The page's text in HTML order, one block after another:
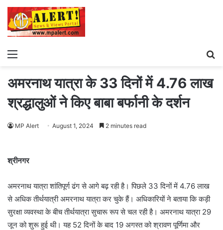
Menu
अमरनाथ यात्रा के 33 दिनों में 4.76 लाख
श्रद्धालुओं ने किए बाबा बर्फानी के दर्शन
MP Alert August 1, 2024 2 minutes read
श्रीनगर
अमरनाथ यात्रा शांतिपूर्ण ढंग से आगे बढ़ रही है। पिछले 33 दिनों में 4.76 लाख
से अधिक तीर्थयात्री अमरनाथ यात्रा कर चुके हैं। अधिकारियों ने बताया कि कड़ी
सुरक्षा व्यवस्था के बीच तीर्थयात्रा सुचारू रूप से चल रही है। अमरनाथ यात्रा 29
जून को शुरू हुई थी। यह 52 दिनों के बाद 19 अगस्त को श्रावण पूर्णिमा और